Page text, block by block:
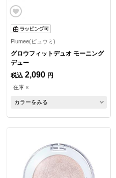
Piumee(ピュウミ)
グロウフィットデュオ モーニング
デュー
税込 2,090 円
在庫 ×
カラーをみる